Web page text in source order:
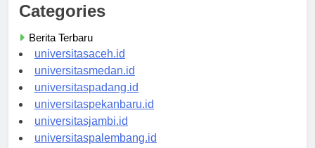
Categories
Berita Terbaru
universitasaceh.id
universitasmedan.id
universitaspadang.id
universitaspekanbaru.id
universitasjambi.id
universitaspalembang.id